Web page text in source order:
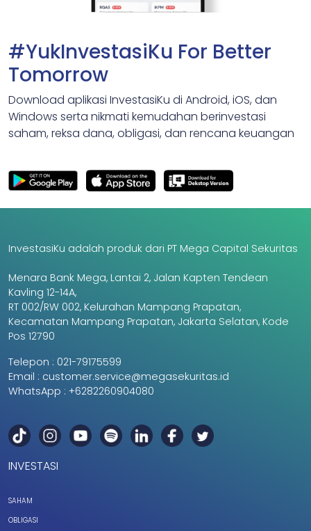
#YukInvestasiKu For Better
Tomorrow
Download aplikasi InvestasiKu di Android, iOS, dan
Windows serta nikmati kemudahan berinvestasi
saham, reksa dana, obligasi, dan rencana keuangan
InvestasiKu adalah produk dari PT Mega Capital Sekuritas
Menara Bank Mega, Lantai 2, Jalan Kapten Tendean
Kavling 12-14A,
RT 002/RW 002, Kelurahan Mampang Prapatan,
Kecamatan Mampang Prapatan, Jakarta Selatan, Kode
Pos 12790
Telepon : 021-79175599
Email : customer.service@megasekuritas.id
WhatsApp : +6282260904080
INVESTASI
SAHAM
OBLIGASI